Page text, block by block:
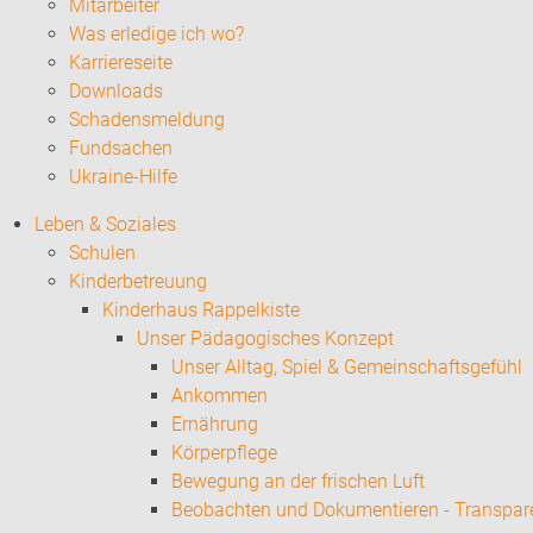
Mitarbeiter
Was erledige ich wo?
Karriereseite
Downloads
Schadensmeldung
Fundsachen
Ukraine-Hilfe
Leben & Soziales
Schulen
Kinderbetreuung
Kinderhaus Rappelkiste
Unser Pädagogisches Konzept
Unser Alltag, Spiel & Gemeinschaftsgefühl
Ankommen
Ernährung
Körperpflege
Bewegung an der frischen Luft
Beobachten und Dokumentieren -